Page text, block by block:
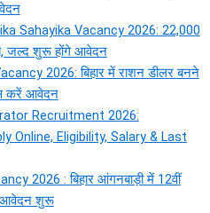
Sahayika Vacancy 2026: 22,000
जल्द शुरू होंगे आवेदन
2026: बिहार में राशन डीलर बनने
करें आवेदन
Recruitment 2026:
Online, Eligibility, Salary & Last
2026 : बिहार आंगनबाड़ी में 12वीं
आवेदन शुरू